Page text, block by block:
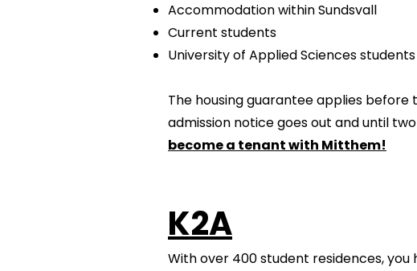
Accommodation within Sundsvall
Current students
University of Applied Sciences students
The housing guarantee applies
admission notice goes out and until
become a tenant with Mitthem!
K2A
With over 400 student residences,